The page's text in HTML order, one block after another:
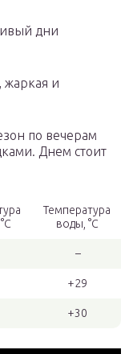
дни
жаркая и
по вечерам
Днем стоит
Температура
воды, °С
–
+29
+30